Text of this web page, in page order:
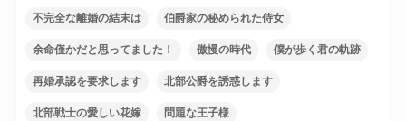
不完全な離婚の結末は 伯爵家の秘められた侍女
余命僅かだと思ってました！ 傲慢の時代 僕が歩く君の軌跡
再婚承認を要求します 北部公爵を誘惑します
北部戦士の愛しい花嫁 問題な王子様